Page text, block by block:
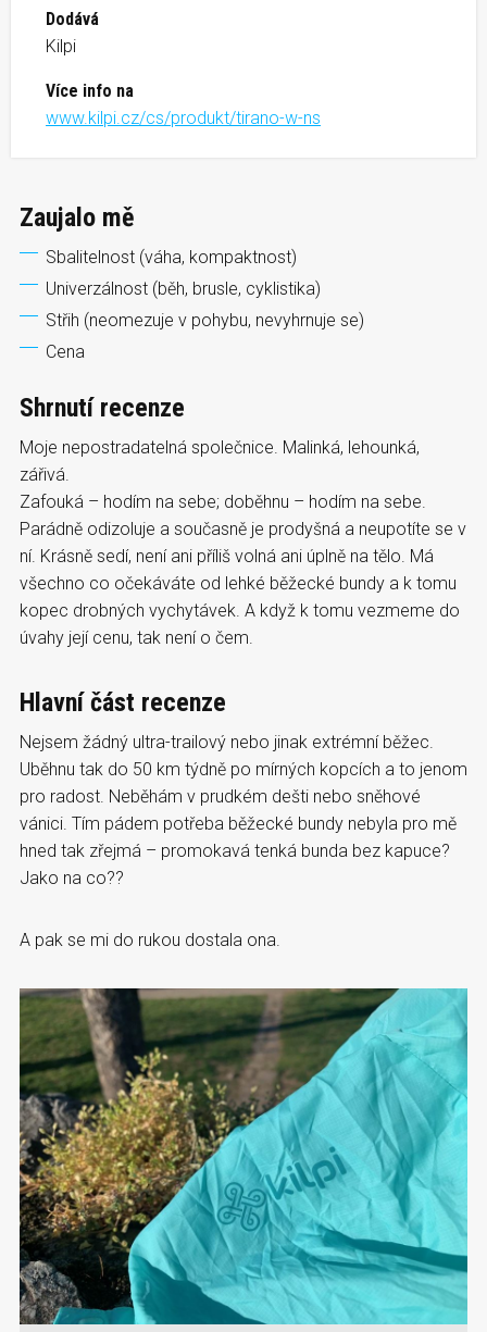
Dodává
Kilpi
Více info na
www.kilpi.cz/cs/produkt/tirano-w-ns
Zaujalo mě
Sbalitelnost (váha, kompaktnost)
Univerzálnost (běh, brusle, cyklistika)
Střih (neomezuje v pohybu, nevyhrnuje se)
Cena
Shrnutí recenze
Moje nepostradatelná společnice. Malinká, lehounká,
zářivá.
Zafouká – hodím na sebe; doběhnu – hodím na sebe.
Parádně odizoluje a současně je prodyšná a neupotíte se v
ní. Krásně sedí, není ani příliš volná ani úplně na tělo. Má
všechno co očekáváte od lehké běžecké bundy a k tomu
kopec drobných vychytávek. A když k tomu vezmeme do
úvahy její cenu, tak není o čem.
Hlavní část recenze
Nejsem žádný ultra-trailový nebo jinak extrémní běžec.
Uběhnu tak do 50 km týdně po mírných kopcích a to jenom
pro radost. Neběhám v prudkém dešti nebo sněhové
vánici. Tím pádem potřeba běžecké bundy nebyla pro mě
hned tak zřejmá – promokavá tenká bunda bez kapuce?
Jako na co??
A pak se mi do rukou dostala ona.